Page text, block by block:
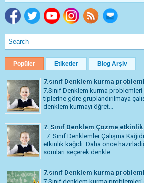
Popüler Etiketler Blog Arşiv
7.sınıf Denklem kurma
7.Sınıf Denklem kurma problemleri
tiplerine göre gruplandırılmaya
denklem kurmayı öğret...
7. Sınıf Denklem Çözme etkinlik
7. Sınıf Denklemler Çalışma
etkinlik kağıdı. Daha önce
soruları seçerek denkle...
7.sınıf Denklem kurma